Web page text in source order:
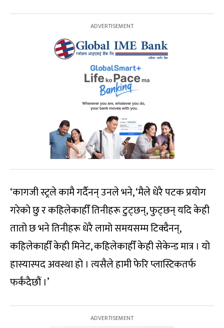
‘कागजी स्ट्रले कामै गर्दैनन् उनले भने, ‘मैले धेरै पटक प्रयोग
गरेको छु र कहिलेकाहीँ तिनीहरू टुट्छन्, फुट्छन् यदि केही
तातो छ भने तिनीहरू धेरै लामो समयसम्म टिक्दैनन्,
कहिलेकाहीँ केही मिनेट, कहिलेकाहीँ केही सेकेन्ड मात्र । यो
हास्यास्पद अवस्था हो । त्यसैले हामी फेरि प्लास्टिकतर्फ
फर्कंदैछौं ।’